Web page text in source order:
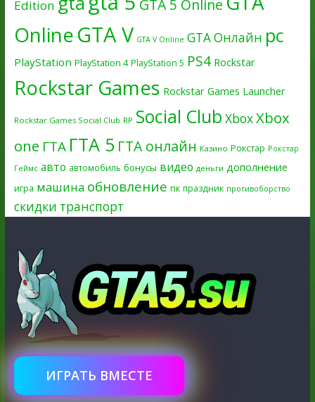
Edition GTA 5 Online
OnlineGTA V GTA V Online GTA Онлайн pc
PlayStation PlayStation 4 PlayStation 5 PS4 Rockstar
Rockstar Games Rockstar Games Launcher
Rockstar Games Social Club RP Social Club XboxXbox
one ГТА ГТА 5 ГТА онлайн Казино Рокстар Рокстар
Геймс авто автомобиль бонусы видео деньги дополнение
игра машина обновление пк праздник противоборство
скидки транспорт
ИГРАТЬ ВМЕСТЕ